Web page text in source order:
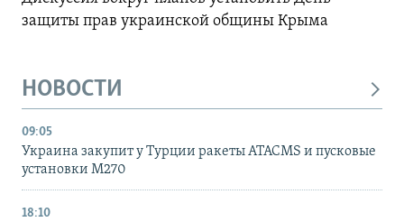
защиты прав украинской общины Крыма
НОВОСТИ
09:05
Украина закупит у Турции ракеты ATACMS и пусковые
установки M270
18:10